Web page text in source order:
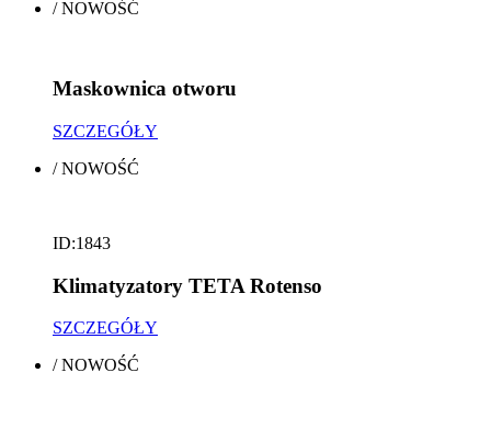
/NOWOŚĆ
Maskownica otworu
SZCZEGÓŁY
/NOWOŚĆ
ID:1843
Klimatyzatory TETA Rotenso
SZCZEGÓŁY
/NOWOŚĆ